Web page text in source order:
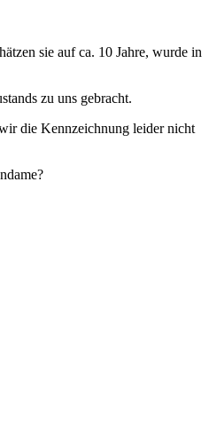
sie auf ca. 10 Jahre, wurde in
zu uns gebracht.
die Kennzeichnung leider nicht